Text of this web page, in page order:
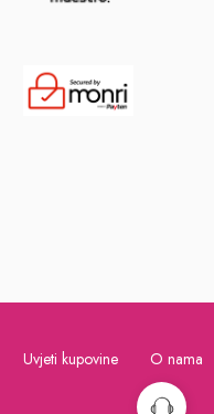
Uvjeti kupovine O nama